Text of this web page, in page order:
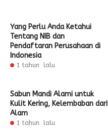
Yang Perlu Anda Ketahui
Tentang NIB dan
Pendaftaran Perusahaan di
Indonesia
1 tahun lalu
Sabun Mandi Alami untuk
Kulit Kering, Kelembaban dari
Alam
1 tahun lalu